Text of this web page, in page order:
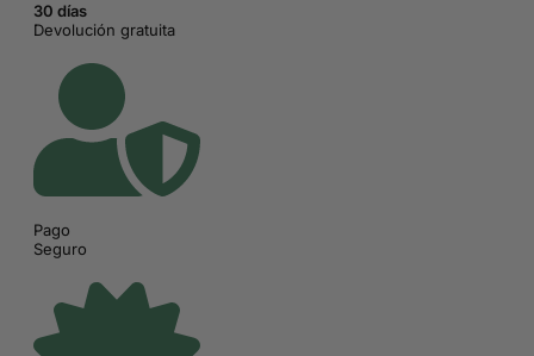
30 días
Devolución gratuita
Pago
Seguro